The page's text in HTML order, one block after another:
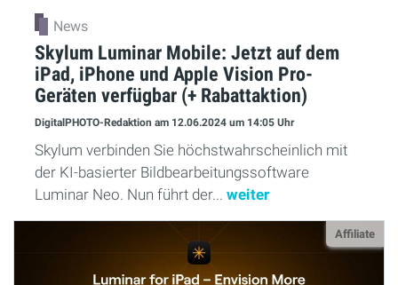
News
Skylum Luminar Mobile: Jetzt auf dem
iPad, iPhone und Apple Vision Pro-
Geräten verfügbar (+ Rabattaktion)
DigitalPHOTO-Redaktion am 12.06.2024 um 14:05 Uhr
Skylum verbinden Sie höchstwahrscheinlich mit
der KI-basierter Bildbearbeitungssoftware
Luminar Neo. Nun führt der... weiter
Affiliate